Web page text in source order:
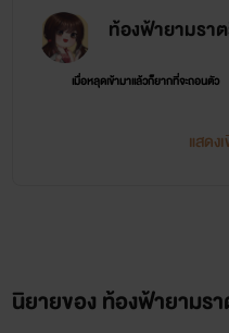
ท้องฟ้ายามรา
เมื่อหลุดเข้ามาเเล้วก็ยากที่จะถอนตัว
แสดง
นิยายของ ท้องฟ้ายามร